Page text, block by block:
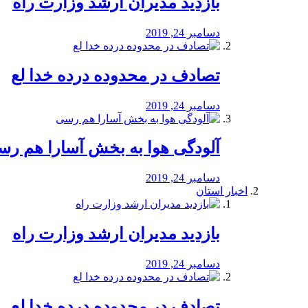
دسامبر 24, 2019
تصادف در محدوده درده خدا لع
دسامبر 24, 2019
آلودگی هوا به بخش آسارا هم
دسامبر 24, 2019
اخبار استان
بازدید مدیران ارشد وزارت راه
دسامبر 24, 2019